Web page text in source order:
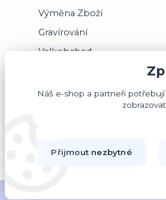
Výměna Zboží
Gravírování
Velkobchod
Jsme registrováni na
Náš e-shop a partneři potřebují
Přijmout nezbytné